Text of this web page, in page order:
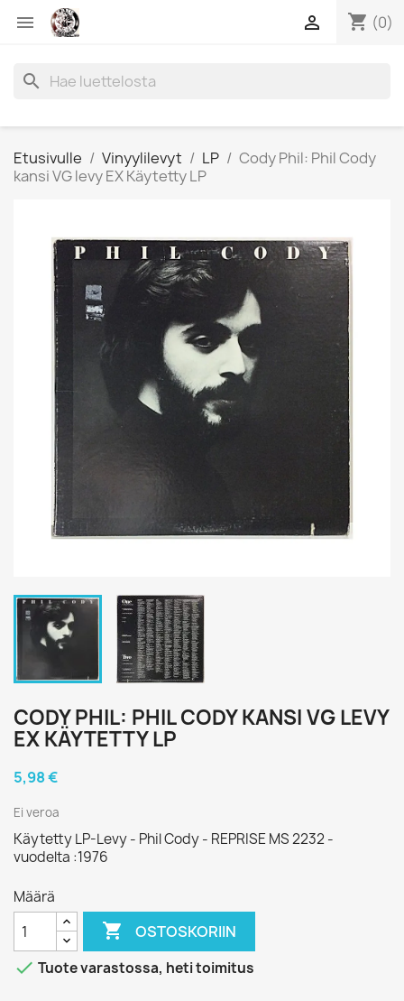
 shopping_cart (0)

search
Etusivulle Vinyylilevyt LP
Cody Phil: Phil Cody
kansi VG levy EX Käytetty LP
CODY PHIL: PHIL CODY KANSI VG LEVY
EX KÄYTETTY LP
5,98 €
Ei veroa
Käytetty LP-Levy - Phil Cody - REPRISE MS 2232 -
vuodelta :1976
Määrä
 OSTOSKORIIN
 Tuote varastossa, heti toimitus